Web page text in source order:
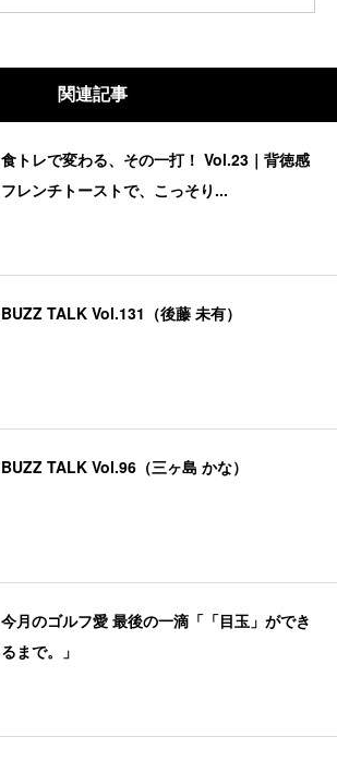
関連記事
食トレで変わる、その一打！ Vol.23｜背徳感
フレンチトーストで、こっそり...
BUZZ TALK Vol.131（後藤 未有）
BUZZ TALK Vol.96（三ヶ島 かな）
今月のゴルフ愛 最後の一滴「「目玉」ができ
るまで。」